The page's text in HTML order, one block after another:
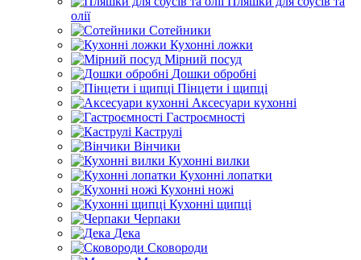
олії
Сотейники
Кухонні ложки
Мірний посуд
Дошки обробні
Пінцети і щипці
Аксесуари кухонні
Гастроємності
Каструлі
Вінчики
Кухонні вилки
Кухонні лопатки
Кухонні ножі
Кухонні щипці
Черпаки
Дека
Сковороди